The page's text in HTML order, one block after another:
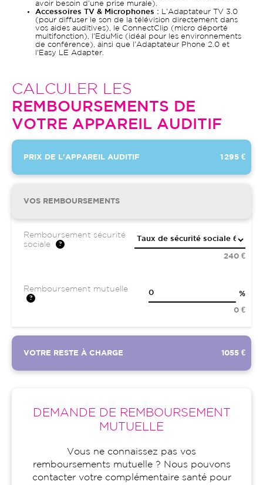
avoir besoin d'une prise murale).
Accessoires TV & Microphones : L'Adaptateur TV 3.0
(pour diffuser le son de la télévision directement dans
vos aides auditives), le ConnectClip (micro déporté
multifonction), l'EduMic (idéal pour les environnements
de conférence), ainsi que l'Adaptateur Phone 2.0 et
l'Easy LE Adapter.
CALCULER LES
REMBOURSEMENTS DE
VOTRE APPAREIL AUDITIF
PRIX DE L'APPAREIL AUDITIF 1 295 €
VOS REMBOURSEMENTS
Remboursement sécurité
sociale
240 €
Remboursement mutuelle
%
0 €
VOTRE RESTE À CHARGE 1055 €
DEMANDE DE REMBOURSEMENT
MUTUELLE
Vous ne connaissez pas vos
remboursements mutuelle ? Nous pouvons
contacter votre complémentaire santé pour